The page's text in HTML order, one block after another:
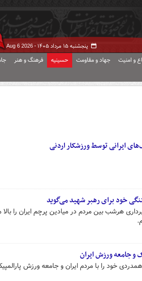
پنجشنبه ۱۵ مرداد ۱۴۰۵ - Aug 6 2026
و امنیت جهاد و مقاومت حسینیه فرهنگ و هنر
ایرانی توسط ورزشکار اردنی
خود برای رهبر شهید می‌گوید
هرشب بین مردم در میادین پرچم ایران را
و جامعه ورزش ایران
خود را با مردم ایران و جامعه ورزش